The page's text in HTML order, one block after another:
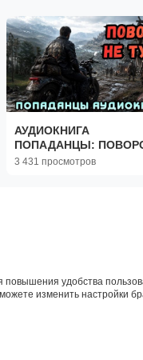
АУДИОКНИГА
ПОПАДАНЦЫ:
НЕ ТУДА
3 431 просмотров
удобства
изменить настройки